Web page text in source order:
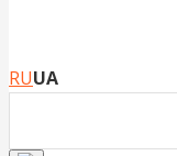
RUUA